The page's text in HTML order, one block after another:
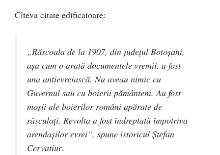
Cîteva citate edificatoare:
„Răscoala de la 1907, din judeţul Botoşani,
aşa cum o arată documentele vremii, a fost
una antievreiască. Nu aveau nimic cu
Guvernul sau cu boierii pământeni. Au fost
moşii ale boierilor români apărate de
răsculaţi. Revolta a fost îndreptată împotriva
arendaşilor evrei“, spune istoricul Ştefan
Cervatiuc.